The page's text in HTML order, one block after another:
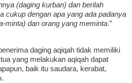
(daging kurban) dan berilah
cukup dengan apa yang ada padanya
minta) dan orang yang meminta.”
daging aqiqah tidak memiliki
yang melakukan aqiqah dapat
baik itu saudara, kerabat,